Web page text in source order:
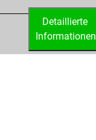
Detaillierte
Informationen